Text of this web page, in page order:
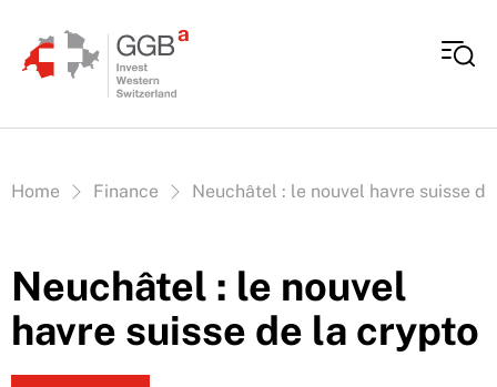
Vous êtes ici:
Home Finance Neuchâtel : le nouvel havre suisse
Neuchâtel : le nouvel
havre suisse de la crypto